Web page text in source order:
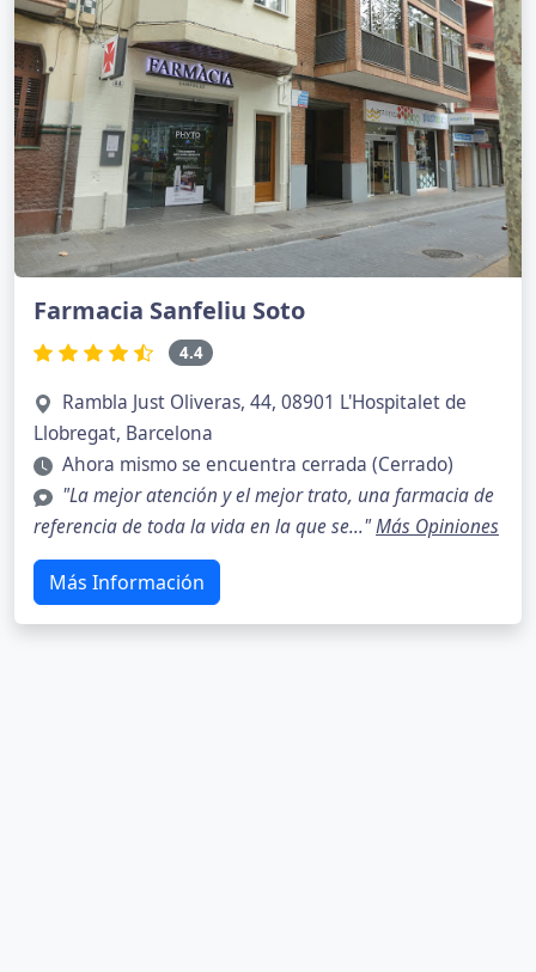
Farmacia Sanfeliu Soto
4.4
Rambla Just Oliveras, 44, 08901 L'Hospitalet de
Llobregat, Barcelona
Ahora mismo se encuentra cerrada (Cerrado)
"La mejor atención y el mejor trato, una farmacia de
referencia de toda la vida en la que se..."Más Opiniones
Más Información